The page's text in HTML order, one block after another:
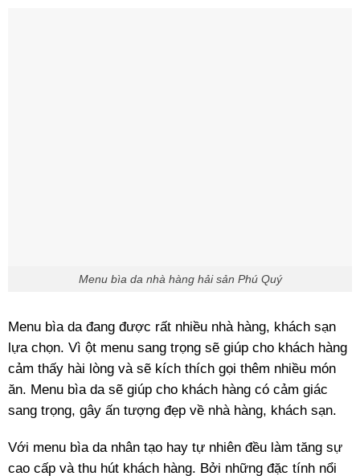
Menu bìa da nhà hàng hải sản Phú Quý
Menu bìa da đang được rất nhiều nhà hàng, khách sạn
lựa chọn. Vì ột menu sang trọng sẽ giúp cho khách hàng
cảm thấy hài lòng và sẽ kích thích gọi thêm nhiều món
ăn. Menu bìa da sẽ giúp cho khách hàng có cảm giác
sang trọng, gây ấn tượng đẹp về nhà hàng, khách sạn.
Với menu bìa da nhân tạo hay tự nhiên đều làm tăng sự
cao cấp và thu hút khách hàng. Bởi những đặc tính nổi